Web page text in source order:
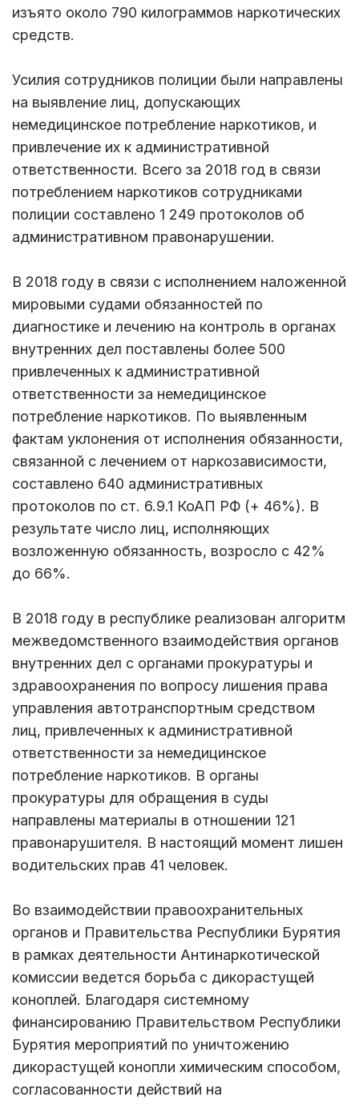
изъято около 790 килограммов наркотических
средств.
Усилия сотрудников полиции были направлены
на выявление лиц, допускающих
немедицинское потребление наркотиков, и
привлечение их к административной
ответственности. Всего за 2018 год в связи
потреблением наркотиков сотрудниками
полиции составлено 1 249 протоколов об
административном правонарушении.
В 2018 году в связи с исполнением наложенной
мировыми судами обязанностей по
диагностике и лечению на контроль в органах
внутренних дел поставлены более 500
привлеченных к административной
ответственности за немедицинское
потребление наркотиков. По выявленным
фактам уклонения от исполнения обязанности,
связанной с лечением от наркозависимости,
составлено 640 административных
протоколов по ст. 6.9.1 КоАП РФ (+ 46%). В
результате число лиц, исполняющих
возложенную обязанность, возросло с 42%
до 66%.
В 2018 году в республике реализован алгоритм
межведомственного взаимодействия органов
внутренних дел с органами прокуратуры и
здравоохранения по вопросу лишения права
управления автотранспортным средством
лиц, привлеченных к административной
ответственности за немедицинское
потребление наркотиков. В органы
прокуратуры для обращения в суды
направлены материалы в отношении 121
правонарушителя. В настоящий момент лишен
водительских прав 41 человек.
Во взаимодействии правоохранительных
органов и Правительства Республики Бурятия
в рамках деятельности Антинаркотической
комиссии ведется борьба с дикорастущей
коноплей. Благодаря системному
финансированию Правительством Республики
Бурятия мероприятий по уничтожению
дикорастущей конопли химическим способом,
согласованности действий на